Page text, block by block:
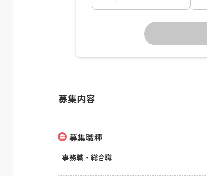
募集内容
募集職種
事務職・総合職